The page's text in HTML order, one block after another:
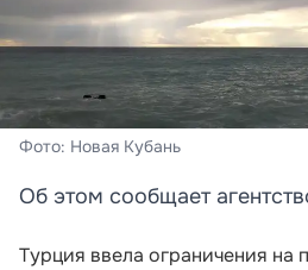
Фото: Новая Кубань
Об этом сообщает
Турция ввела ограничения на